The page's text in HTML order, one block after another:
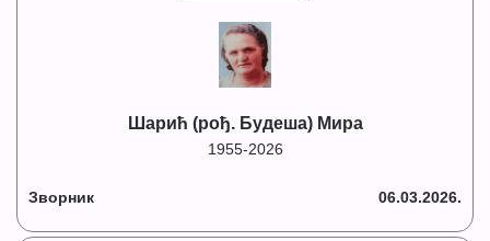
Шарић (рођ. Будеша) Мира
1955-2026
Зворник 06.03.2026.